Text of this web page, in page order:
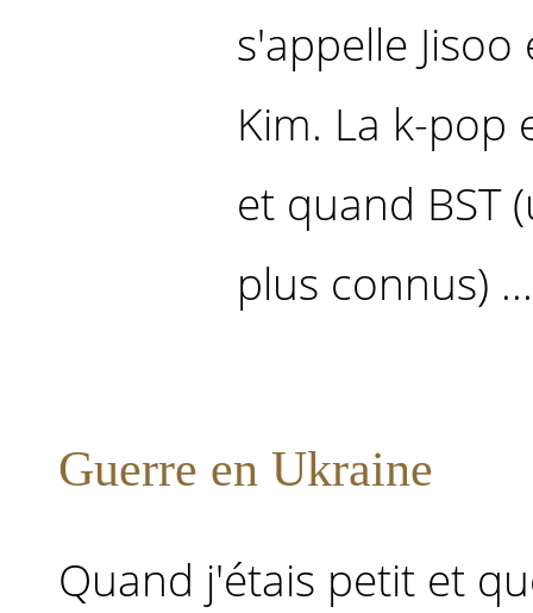
s'appelle
Kim. La k-pop
et quand BST
plus connus) ...
Guerre en Ukraine
Quand j'étais petit et